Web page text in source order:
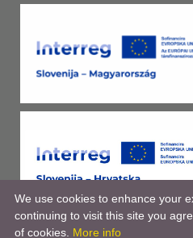
We use cookies to enhance your
continuing to visit this site you
of cookies. More info